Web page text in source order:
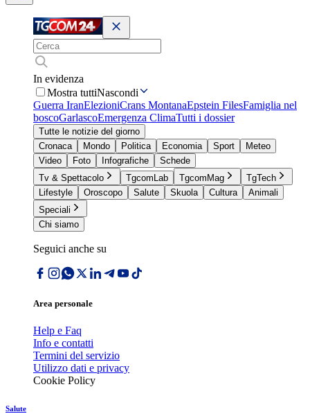
In evidenza
Mostra tuttiNascondi
Guerra IranElezioniCrans MontanaEpstein FilesFamiglia nel
boscoGarlascoEmergenza ClimaTutti i dossier
Tutte le notizie del giorno
Cronaca
Mondo Politica Economia Sport
Meteo
Video
Foto Infografiche
Schede
Tv & Spettacolo
TgcomLab TgcomMag
TgTech
Lifestyle
Oroscopo Salute Skuola Cultura
Animali
Speciali
Chi siamo
Seguici anche su
Area personale
Help e Faq
Info e contatti
Termini del servizio
Utilizzo dati e privacy
Cookie Policy
Salute